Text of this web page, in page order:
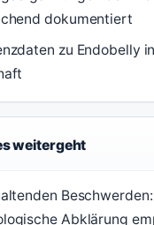
dokumentiert
zu Endobelly
weitergeht
Beschwerden:
Abklärung